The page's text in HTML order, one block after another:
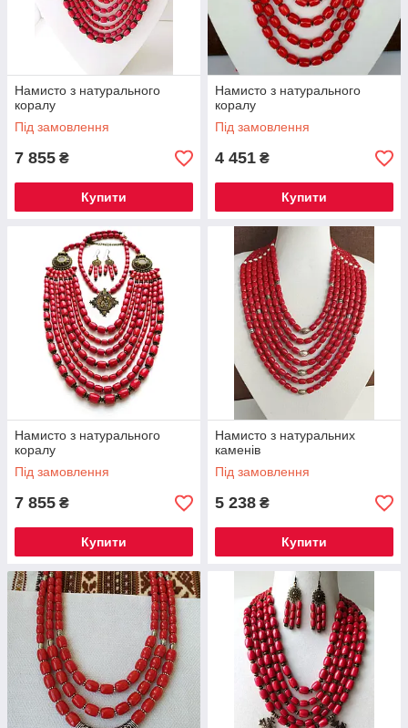
Намисто з натурального
коралу
Під замовлення
7 855 ₴
Купити
Намисто з натурального
коралу
Під замовлення
4 451 ₴
Купити
Намисто з натурального
коралу
Під замовлення
7 855 ₴
Купити
Намисто з натуральних
каменів
Під замовлення
5 238 ₴
Купити